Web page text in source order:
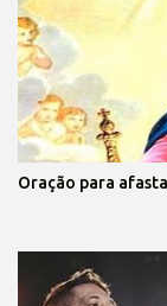
Oração para